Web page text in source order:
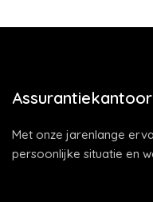
Met onze jarenlange
persoonlijke situatie en